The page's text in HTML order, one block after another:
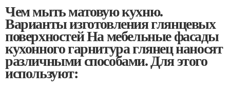
Чем мыть матовую кухню.
Варианты изготовления глянцевых
поверхностей На мебельные фасады
кухонного гарнитура глянец наносят
различными способами. Для этого
используют: